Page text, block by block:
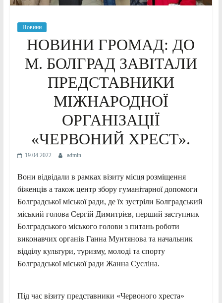
Новини
НОВИНИ ГРОМАД: ДО
М. БОЛГРАД ЗАВІТАЛИ
ПРЕДСТАВНИКИ
МІЖНАРОДНОЇ
ОРГАНІЗАЦІЇ
«ЧЕРВОНИЙ ХРЕСТ».
19.04.2022 admin
Вони відвідали в рамках візиту місця розміщення
біженців а також центр збору гуманітарної допомоги
Болградської міської ради, де їх зустріли Болградський
міський голова Сергій Димитрієв, перший заступник
Болградського міського голови з питань роботи
виконавчих органів Ганна Мунтянова та начальник
відділу культури, туризму, молоді та спорту
Болградської міської ради Жанна Сусліна.
Під час візиту представники «Червоного хреста»